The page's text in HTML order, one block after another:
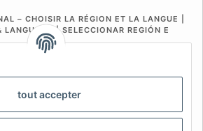
tout accepter
– CHOISIR LA RÉGION ET LA LANGUE |
LANGUAGE | SELECCIONAR REGIÓN E
IDIOMA
BE (NL) BE (FR)
IT ES DK PL